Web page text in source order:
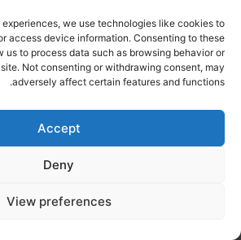
we use technologies like cookies to
access device information. Consenting to these
us to process data such as browsing behavior or
Not consenting or withdrawing consent, may
adversely affect certain features and functions.
Accept
Deny
View preferences
38צפיות 0הדליקו
לילי איתמרי ז"ל63, כפר
מקום רצח:כפר עזה,
מקום קבורה:
לילי איתמרי ז"ל נרצחה ביחד עם בעלה,